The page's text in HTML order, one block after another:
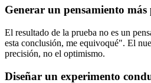
Generar un pensamiento más
El resultado de la prueba no es un
esta conclusión, me equivoqué". El
precisión, no el optimismo.
Diseñar un experimento